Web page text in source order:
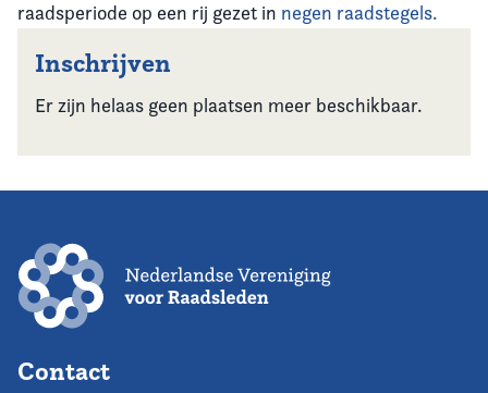
raadsperiode op een rij gezet in negen raadstegels.
Inschrijven
Er zijn helaas geen plaatsen meer beschikbaar.
Contact